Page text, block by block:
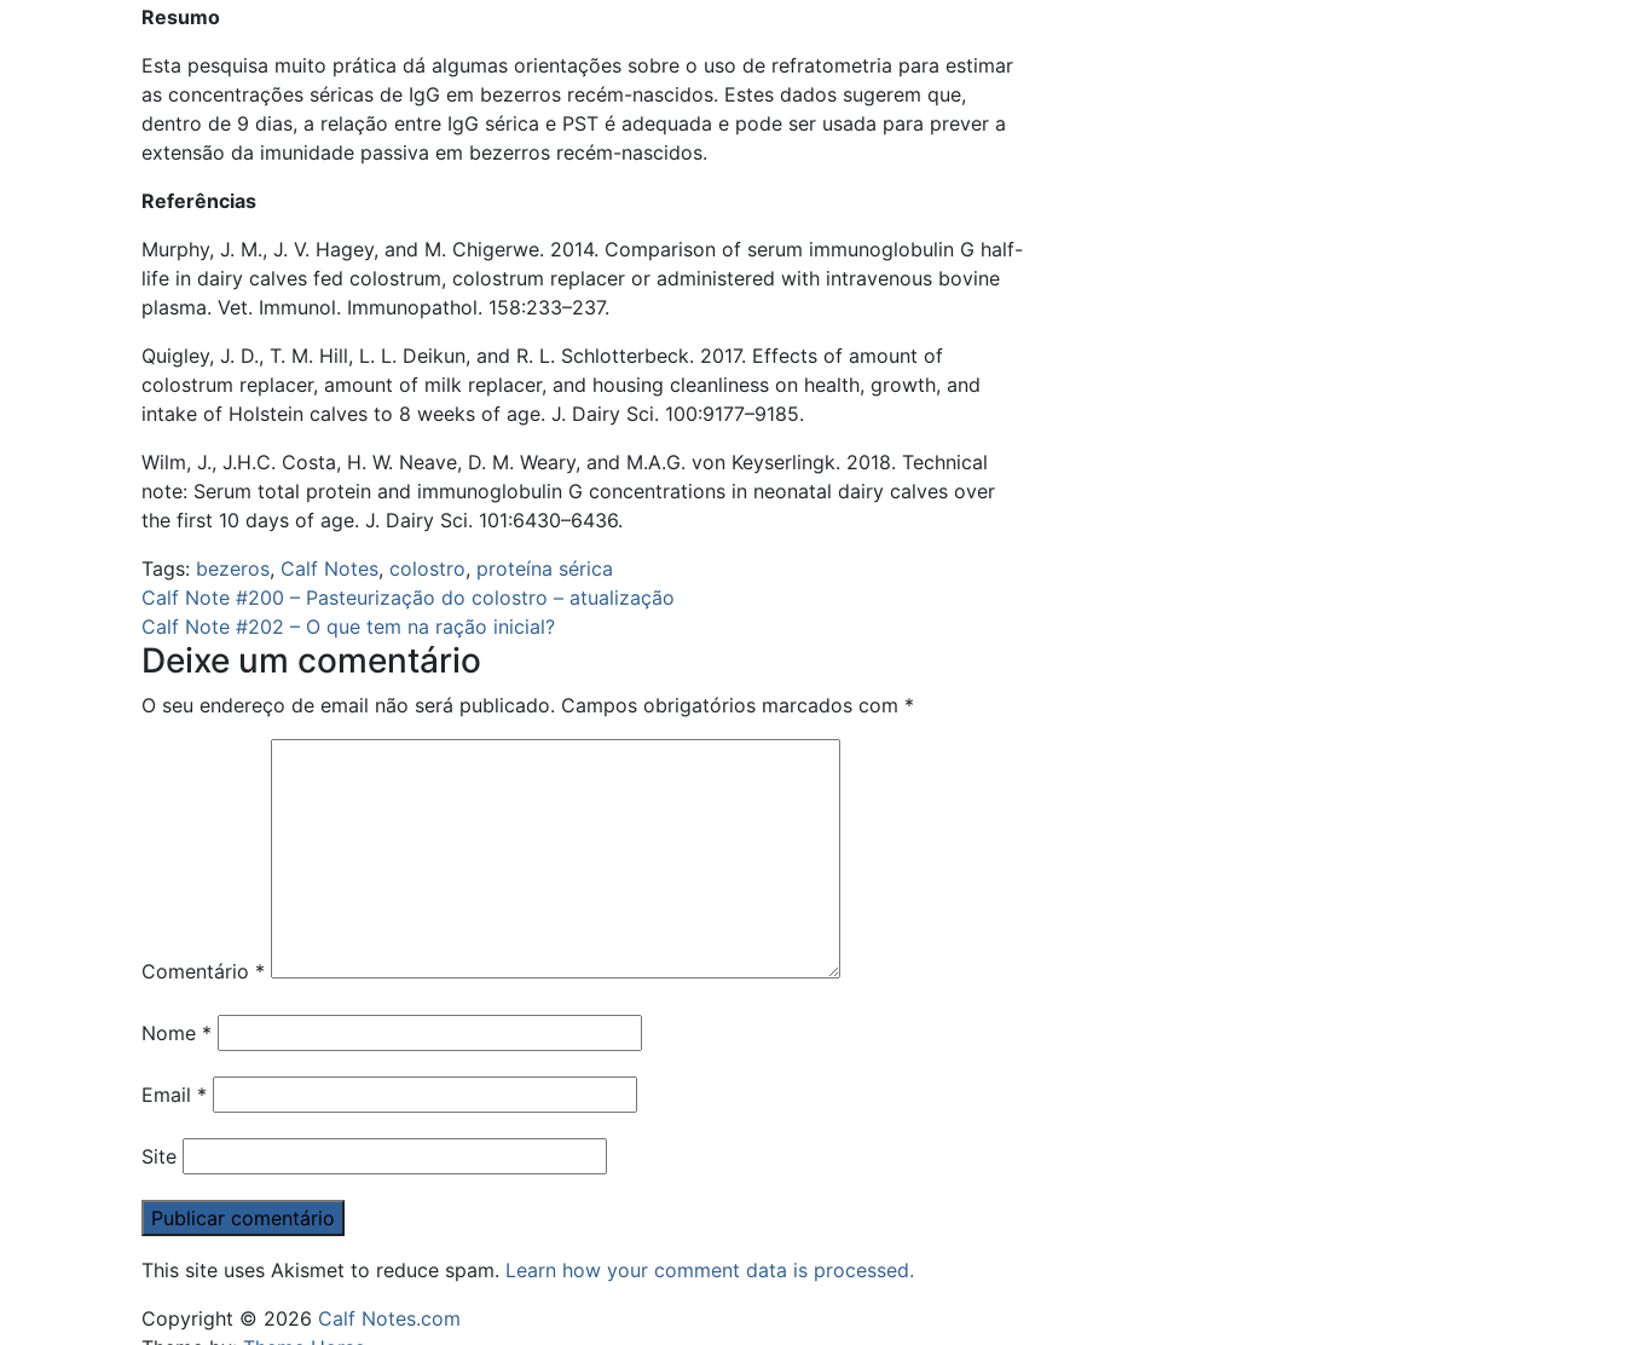
Resumo
Esta pesquisa muito prática dá algumas orientações sobre o uso de refratometria para estimar
as concentrações séricas de IgG em bezerros recém-nascidos. Estes dados sugerem que,
dentro de 9 dias, a relação entre IgG sérica e PST é adequada e pode ser usada para prever a
extensão da imunidade passiva em bezerros recém-nascidos.
Referências
Murphy, J. M., J. V. Hagey, and M. Chigerwe. 2014. Comparison of serum immunoglobulin G half-
life in dairy calves fed colostrum, colostrum replacer or administered with intravenous bovine
plasma. Vet. Immunol. Immunopathol. 158:233–237.
Quigley, J. D., T. M. Hill, L. L. Deikun, and R. L. Schlotterbeck. 2017. Effects of amount of
colostrum replacer, amount of milk replacer, and housing cleanliness on health, growth, and
intake of Holstein calves to 8 weeks of age. J. Dairy Sci. 100:9177–9185.
Wilm, J., J.H.C. Costa, H. W. Neave, D. M. Weary, and M.A.G. von Keyserlingk. 2018. Technical
note: Serum total protein and immunoglobulin G concentrations in neonatal dairy calves over
the first 10 days of age. J. Dairy Sci. 101:6430–6436.
Tags: bezeros, Calf Notes, colostro, proteína sérica
Navegação
de
artigos
Calf Note #200 – Pasteurização do colostro – atualização
Calf Note #202 – O que tem na ração inicial?
Deixe um comentário
O seu endereço de email não será publicado. Campos obrigatórios marcados com *
Comentário *
Nome *
Email *
Site
This site uses Akismet to reduce spam. Learn how your comment data is processed.
Copyright © 2026 Calf Notes.com